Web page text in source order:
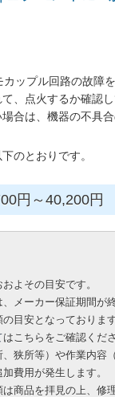
ップル回路の故障
、点火するか確認し
合は、機器の不具
のとおりです。
円 ～40,200円
よその目安です。
、メーカー保証期間が
目安となっておりま
はこちらをご確認くださ
狭所等）や作業内容
費用が発生します。
商品を拝見の上、修